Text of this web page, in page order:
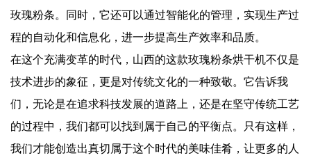
玫瑰粉条。同时，它还可以通过智能化的管理，实现生产过
程的自动化和信息化，进一步提高生产效率和品质。
在这个充满变革的时代，山西的这款玫瑰粉条烘干机不仅是
技术进步的象征，更是对传统文化的一种致敬。它告诉我
们，无论是在追求科技发展的道路上，还是在坚守传统工艺
的过程中，我们都可以找到属于自己的平衡点。只有这样，
我们才能创造出真切属于这个时代的美味佳肴，让更多的人